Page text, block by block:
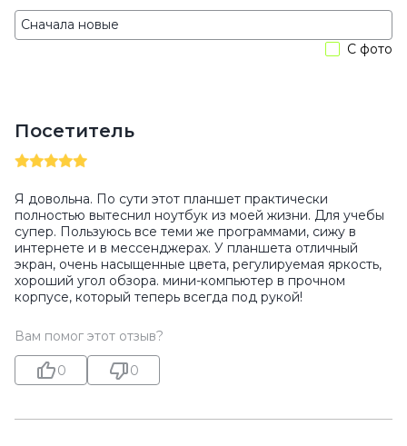
С фото
Посетитель
Я довольна. По сути этот планшет практически
полностью вытеснил ноутбук из моей жизни. Для учебы
супер. Пользуюсь все теми же программами, сижу в
интернете и в мессенджерах. У планшета отличный
экран, очень насыщенные цвета, регулируемая яркость,
хороший угол обзора. мини-компьютер в прочном
корпусе, который теперь всегда под рукой!
Вам помог этот отзыв?
0 0